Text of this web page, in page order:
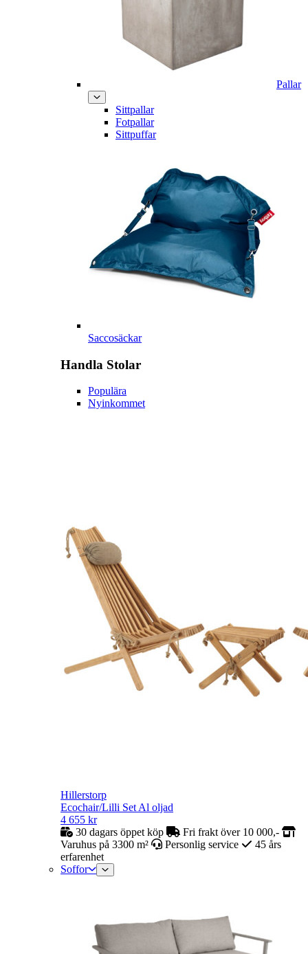
Pallar
Sittpallar
Fotpallar
Sittpuffar
Saccosäckar
Handla Stolar
Populära
Nyinkommet
Hillerstorp
Ecochair/Lilli Set Al oljad
4 655 kr
30 dagars öppet köp
Fri frakt över 10 000,-
Varuhus på 3300 m²
Personlig service
45 års
erfarenhet
Soffor